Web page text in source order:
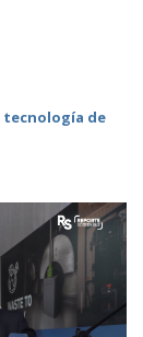
tecnología de